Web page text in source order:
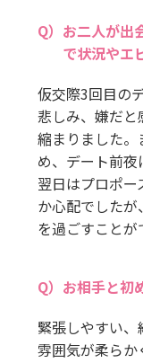
お二人が出
で状況やエ
仮交際3回目の
悲しみ、嫌だと
縮まりました
め、デート前夜
翌日はプロポ
か心配でした
を過ごすことが
お相手と初
緊張しやすい、
雰囲気が柔らか